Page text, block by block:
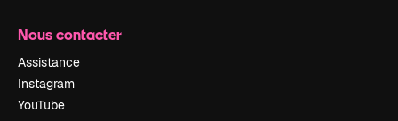
Nous contacter
Assistance
Instagram
YouTube